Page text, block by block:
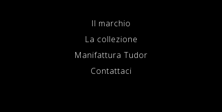
Il marchio
La collezione
Manifattura Tudor
Contattaci